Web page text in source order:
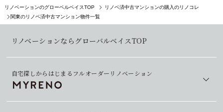
リノベーションのグローベルベイスTOP
リノベ済中古マンションの購入のリノコレ
関東のリノベ済中古マンション物件一覧
リノベーションならグローバルベイスTOP
自宅探しからはじまるフルオーダーリノベーション